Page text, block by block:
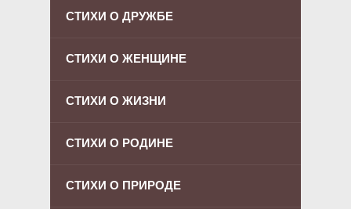
СТИХИ О ДРУЖБЕ
СТИХИ О ЖЕНЩИНЕ
СТИХИ О ЖИЗНИ
СТИХИ О РОДИНЕ
СТИХИ О ПРИРОДЕ